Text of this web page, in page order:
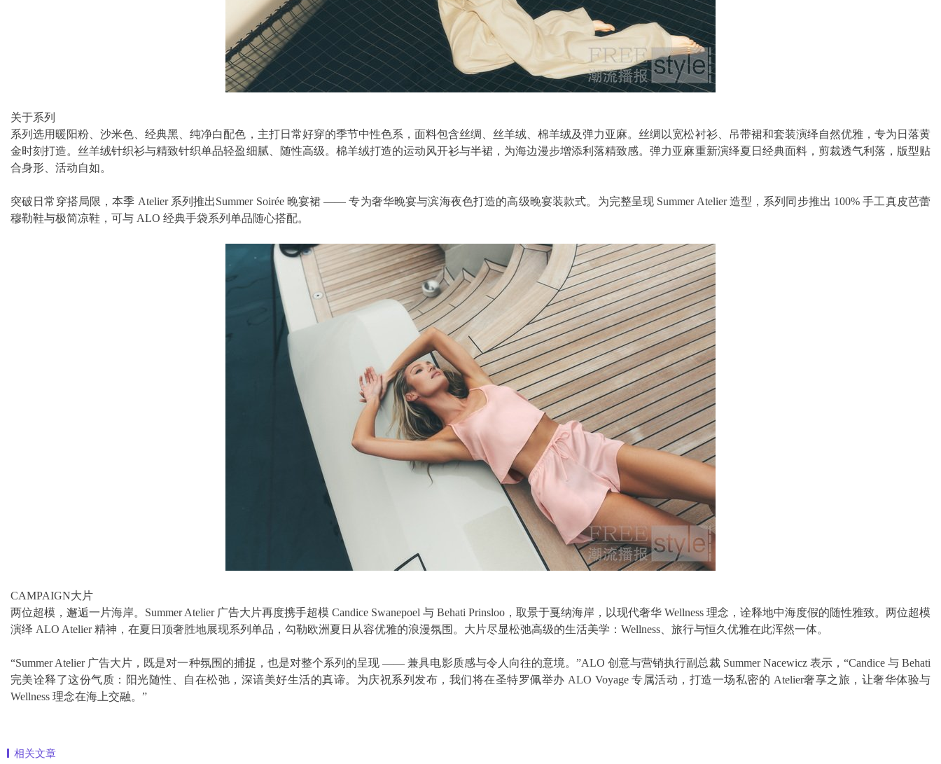
关于系列
系列选用暖阳粉、沙米色、经典黑、纯净白配色，主打日常好穿的季节中性色系，面料包含丝绸、丝羊绒、棉羊绒及弹力亚麻。丝绸以宽松衬衫、吊带裙和套装演绎自然优雅，专为日落黄
金时刻打造。丝羊绒针织衫与精致针织单品轻盈细腻、随性高级。棉羊绒打造的运动风开衫与半裙，为海边漫步增添利落精致感。弹力亚麻重新演绎夏日经典面料，剪裁透气利落，版型贴
合身形、活动自如。
突破日常穿搭局限，本季 Atelier 系列推出Summer Soirée 晚宴裙 —— 专为奢华晚宴与滨海夜色打造的高级晚宴装款式。为完整呈现 Summer Atelier 造型，系列同步推出 100% 手工真皮芭蕾
穆勒鞋与极简凉鞋，可与 ALO 经典手袋系列单品随心搭配。
CAMPAIGN大片
两位超模，邂逅一片海岸。Summer Atelier 广告大片再度携手超模 Candice Swanepoel 与 Behati Prinsloo，取景于戛纳海岸，以现代奢华 Wellness 理念，诠释地中海度假的随性雅致。两位超模
演绎 ALO Atelier 精神，在夏日顶奢胜地展现系列单品，勾勒欧洲夏日从容优雅的浪漫氛围。大片尽显松弛高级的生活美学：Wellness、旅行与恒久优雅在此浑然一体。
“Summer Atelier 广告大片，既是对一种氛围的捕捉，也是对整个系列的呈现 —— 兼具电影质感与令人向往的意境。”ALO 创意与营销执行副总裁 Summer Nacewicz 表示，“Candice 与 Behati
完美诠释了这份气质：阳光随性、自在松弛，深谙美好生活的真谛。为庆祝系列发布，我们将在圣特罗佩举办 ALO Voyage 专属活动，打造一场私密的 Atelier奢享之旅，让奢华体验与
Wellness 理念在海上交融。”
相关文章